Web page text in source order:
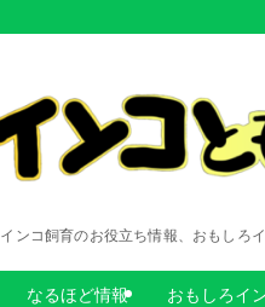
インコ飼育のお役立ち情報、おもしろ
なるほど情報 おもしろイ